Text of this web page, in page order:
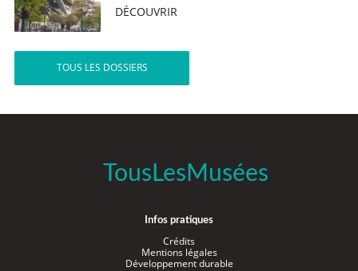
DÉCOUVRIR
TOUS LES DOSSIERS
TousLesMusées
Infos pratiques
Crédits
Mentions légales
Développement durable